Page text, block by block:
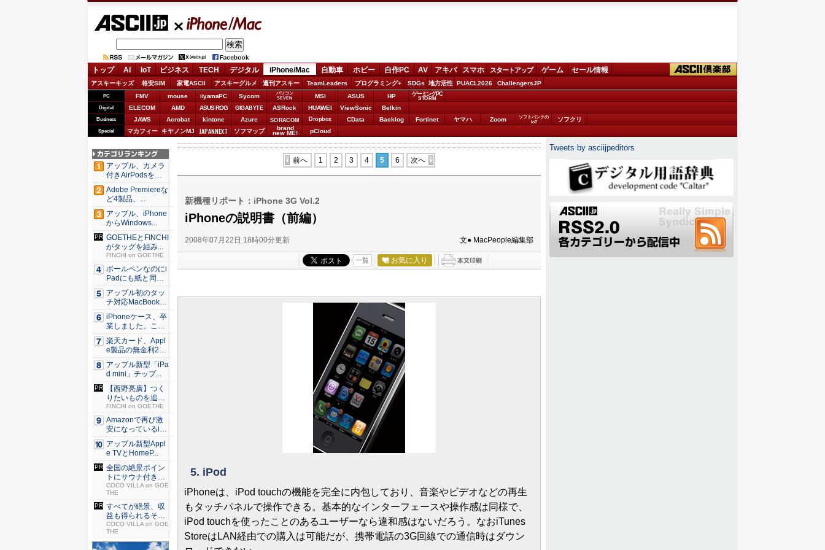
iPhone/Mac
トップ AI IoT ビジネス TECH デジタル iPhone/Mac 自動車 ホビー 自作PC AV アキバ スマホ スタートアップ ゲーム セール情報
アスキーキッズ 格安SIM 家電ASCII アスキーグルメ 週刊アスキー TeamLeaders プログラミング+ SDGs 地方活性 PUACL2026 ChallengersJP
PC FMV mouse iiyamaPC Sycom
パソコン
SEVEN
MSI ASUS HP ゲーミングPC
STORM
Digital ELECOM AMD ASUS ROG GIGABYTE ASRock HUAWEI ViewSonic Belkin
Business JAWS Acrobat kintone Azure SORACOM Dropbox CData Backlog Fortinet ヤマハ Zoom
ソフトバンクの
IoT
ソフクリ
Special マカフィー キヤノンMJ JAPANNEXT ソフマップ brand
new ME! pCloud
前へ 1 2 3 4 5 6 次へ
新機種リポート：iPhone 3G Vol.2
iPhoneの説明書（前編）
2008年07月22日 18時00分更新 文● MacPeople編集部
一覧 お気に入り
5. iPod
iPhoneは、iPod touchの機能を完全に内包しており、音楽やビデオなどの再生
もタッチパネルで操作できる。基本的なインターフェースや操作感は同様で、
iPod touchを使ったことのあるユーザーなら違和感はないだろう。なおiTunes
StoreはLAN経由での購入は可能だが、携帯電話の3G回線での通信時はダウン
アップル、カメラ
付きAirPodsを年
内...
Adobe Premiereな
ど4製品、...
アップル、iPhone
からWindows...
GOETHEとFINCHI
がタッグを組み...
FINCHI on GOETHE
ボールペンなのにi
Padにも紙と同じ
滑ら...
アップル初のタッ
チ対応MacBook、
早...
iPhoneケース、卒
業しました。これ
か...
楽天カード、Appl
e製品の無金利24
回...
アップル新型「iPa
d mini」チップ...
【西野亮廣】つく
りたいものを追求
できる環...
FINCHI on GOETHE
Amazonで再び激
安になっているiP
h...
アップル新型Appl
e TVとHomeP...
全国の絶景ポイン
トにサウナ付きの
シェア別...
COCO VILLA on GOE
THE
すべてが絶景、収
益も得られるその
仕組みと...
COCO VILLA on GOE
THE
Tweets by asciijpeditors